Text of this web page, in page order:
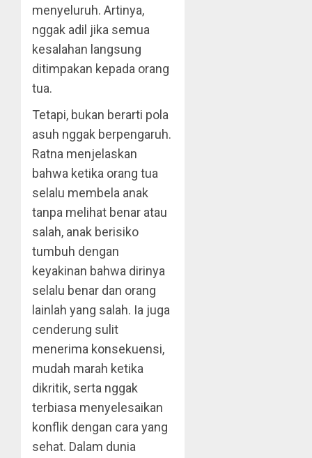
menyeluruh. Artinya,
nggak adil jika semua
kesalahan langsung
ditimpakan kepada orang
tua.
Tetapi, bukan berarti pola
asuh nggak berpengaruh.
Ratna menjelaskan
bahwa ketika orang tua
selalu membela anak
tanpa melihat benar atau
salah, anak berisiko
tumbuh dengan
keyakinan bahwa dirinya
selalu benar dan orang
lainlah yang salah. Ia juga
cenderung sulit
menerima konsekuensi,
mudah marah ketika
dikritik, serta nggak
terbiasa menyelesaikan
konflik dengan cara yang
sehat. Dalam dunia